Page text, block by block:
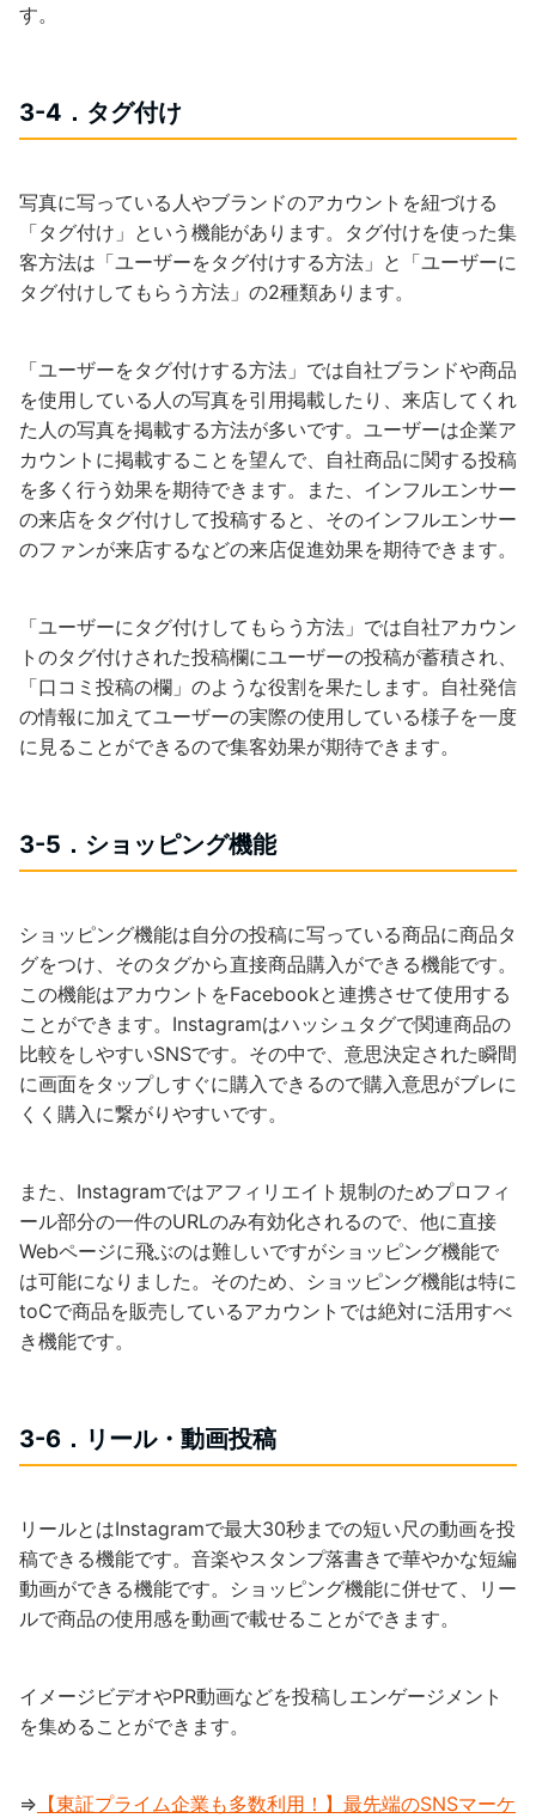
す。
3-4．タグ付け
写真に写っている人やブランドのアカウントを紐づける
「タグ付け」という機能があります。タグ付けを使った集
客方法は「ユーザーをタグ付けする方法」と「ユーザーに
タグ付けしてもらう方法」の2種類あります。
「ユーザーをタグ付けする方法」では自社ブランドや商品
を使用している人の写真を引用掲載したり、来店してくれ
た人の写真を掲載する方法が多いです。ユーザーは企業ア
カウントに掲載することを望んで、自社商品に関する投稿
を多く行う効果を期待できます。また、インフルエンサー
の来店をタグ付けして投稿すると、そのインフルエンサー
のファンが来店するなどの来店促進効果を期待できます。
「ユーザーにタグ付けしてもらう方法」では自社アカウン
トのタグ付けされた投稿欄にユーザーの投稿が蓄積され、
「口コミ投稿の欄」のような役割を果たします。自社発信
の情報に加えてユーザーの実際の使用している様子を一度
に見ることができるので集客効果が期待できます。
3-5．ショッピング機能
ショッピング機能は自分の投稿に写っている商品に商品タ
グをつけ、そのタグから直接商品購入ができる機能です。
この機能はアカウントをFacebookと連携させて使用する
ことができます。Instagramはハッシュタグで関連商品の
比較をしやすいSNSです。その中で、意思決定された瞬間
に画面をタップしすぐに購入できるので購入意思がブレに
くく購入に繋がりやすいです。
また、Instagramではアフィリエイト規制のためプロフィ
ール部分の一件のURLのみ有効化されるので、他に直接
Webページに飛ぶのは難しいですがショッピング機能で
は可能になりました。そのため、ショッピング機能は特に
toCで商品を販売しているアカウントでは絶対に活用すべ
き機能です。
3-6．リール・動画投稿
リールとはInstagramで最大30秒までの短い尺の動画を投
稿できる機能です。音楽やスタンプ落書きで華やかな短編
動画ができる機能です。ショッピング機能に併せて、リー
ルで商品の使用感を動画で載せることができます。
イメージビデオやPR動画などを投稿しエンゲージメント
を集めることができます。
⇒ 【東証プライム企業も多数利用！】最先端のSNSマーケ